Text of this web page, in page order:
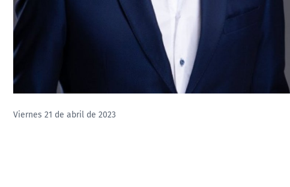
Viernes 21 de abril de 2023